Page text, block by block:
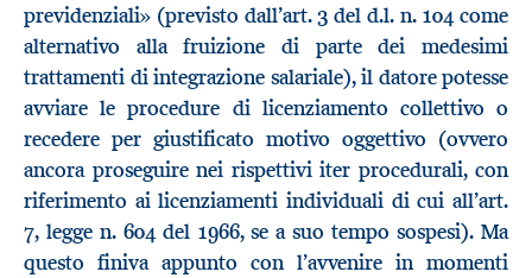
previdenziali» (previsto dall’art. 3 del d.l. n. 104 come
alternativo alla fruizione di parte dei medesimi
trattamenti di integrazione salariale), il datore potesse
avviare le procedure di licenziamento collettivo o
recedere per giustificato motivo oggettivo (ovvero
ancora proseguire nei rispettivi iter procedurali, con
riferimento ai licenziamenti individuali di cui all’art.
7, legge n. 604 del 1966, se a suo tempo sospesi). Ma
questo finiva appunto con l’avvenire in momenti